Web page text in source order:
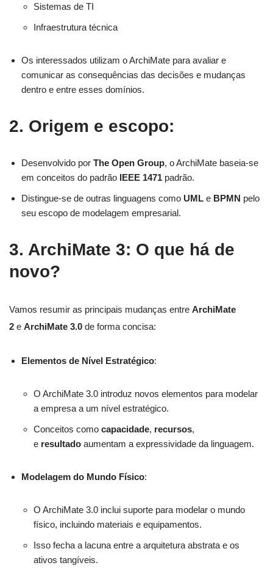
Sistemas de TI
Infraestrutura técnica
Os interessados utilizam o ArchiMate para avaliar e
comunicar as consequências das decisões e mudanças
dentro e entre esses domínios.
2. Origem e escopo:
Desenvolvido por The Open Group, o ArchiMate baseia-se
em conceitos do padrão IEEE 1471 padrão.
Distingue-se de outras linguagens como UML e BPMN pelo
seu escopo de modelagem empresarial.
3. ArchiMate 3: O que há de
novo?
Vamos resumir as principais mudanças entre ArchiMate
2 e ArchiMate 3.0 de forma concisa:
Elementos de Nível Estratégico:
O ArchiMate 3.0 introduz novos elementos para modelar
a empresa a um nível estratégico.
Conceitos como capacidade, recursos,
e resultado aumentam a expressividade da linguagem.
Modelagem do Mundo Físico:
O ArchiMate 3.0 inclui suporte para modelar o mundo
físico, incluindo materiais e equipamentos.
Isso fecha a lacuna entre a arquitetura abstrata e os
ativos tangíveis.